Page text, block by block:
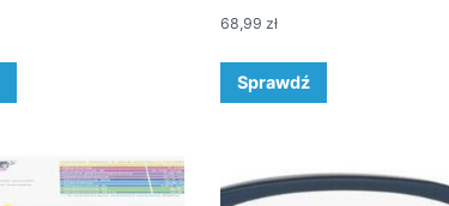
68,99 zł
Sprawdź